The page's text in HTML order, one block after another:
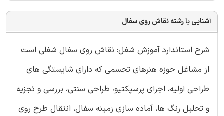
آشنایی با رشته نقاش روی سفال
شرح استاندارد آموزش شغل: نقاش روی سفال شغلی است
از مشاغل حوزه هنرهای تجسمی که دارای شایستگی های
طراحی اولیه، اجرای پرسپکتیو، طراحی سنتی، بررسی و تجزیه
و تحلیل رنگ ها، آماده سازی زمینه سفال، انتقال طرح روی